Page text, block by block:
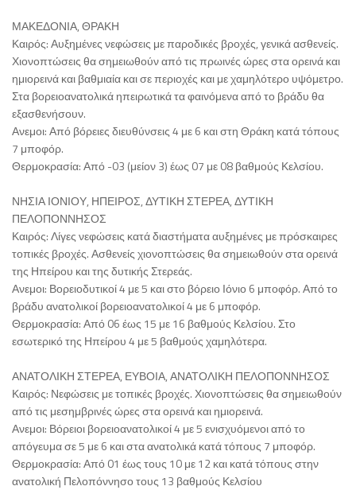
ΜΑΚΕΔΟΝΙΑ, ΘΡΑΚΗ
Καιρός: Αυξημένες νεφώσεις με παροδικές βροχές, γενικά ασθενείς.
Χιονοπτώσεις θα σημειωθούν από τις πρωινές ώρες στα ορεινά και
ημιορεινά και βαθμιαία και σε περιοχές και με χαμηλότερο υψόμετρο.
Στα βορειοανατολικά ηπειρωτικά τα φαινόμενα από το βράδυ θα
εξασθενήσουν.
Ανεμοι: Από βόρειες διευθύνσεις 4 με 6 και στη Θράκη κατά τόπους
7 μποφόρ.
Θερμοκρασία: Από -03 (μείον 3) έως 07 με 08 βαθμούς Κελσίου.
ΝΗΣΙΑ ΙΟΝΙΟΥ, ΗΠΕΙΡΟΣ, ΔΥΤΙΚΗ ΣΤΕΡΕΑ, ΔΥΤΙΚΗ
ΠΕΛΟΠΟΝΝΗΣΟΣ
Καιρός: Λίγες νεφώσεις κατά διαστήματα αυξημένες με πρόσκαιρες
τοπικές βροχές. Ασθενείς χιονοπτώσεις θα σημειωθούν στα ορεινά
της Ηπείρου και της δυτικής Στερεάς.
Ανεμοι: Βορειοδυτικοί 4 με 5 και στο βόρειο Ιόνιο 6 μποφόρ. Από το
βράδυ ανατολικοί βορειοανατολικοί 4 με 6 μποφόρ.
Θερμοκρασία: Από 06 έως 15 με 16 βαθμούς Κελσίου. Στο
εσωτερικό της Ηπείρου 4 με 5 βαθμούς χαμηλότερα.
ΑΝΑΤΟΛΙΚΗ ΣΤΕΡΕΑ, ΕΥΒΟΙΑ, ΑΝΑΤΟΛΙΚΗ ΠΕΛΟΠΟΝΝΗΣΟΣ
Καιρός: Νεφώσεις με τοπικές βροχές. Χιονοπτώσεις θα σημειωθούν
από τις μεσημβρινές ώρες στα ορεινά και ημιορεινά.
Ανεμοι: Βόρειοι βορειοανατολικοί 4 με 5 ενισχυόμενοι από το
απόγευμα σε 5 με 6 και στα ανατολικά κατά τόπους 7 μποφόρ.
Θερμοκρασία: Από 01 έως τους 10 με 12 και κατά τόπους στην
ανατολική Πελοπόννησο τους 13 βαθμούς Κελσίου